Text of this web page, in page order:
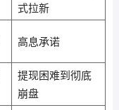
式拉新
高息承诺
提现困难到彻底
崩盘